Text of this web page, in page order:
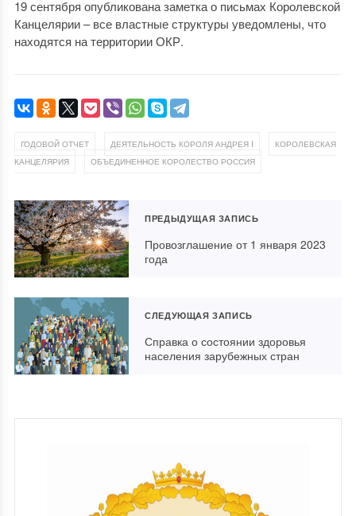
19 сентября опубликована заметка о письмах Королевской
Канцелярии – все властные структуры уведомлены, что
находятся на территории ОКР.
ГОДОВОЙ ОТЧЕТ ДЕЯТЕЛЬНОСТЬ КОРОЛЯ АНДРЕЯ I
КОРОЛЕВСКАЯ
КАНЦЕЛЯРИЯ
ОБЪЕДИНЕННОЕ КОРОЛЕСТВО РОССИЯ
ПРЕДЫДУЩАЯ ЗАПИСЬ
Провозглашение от 1 января 2023
года
СЛЕДУЮЩАЯ ЗАПИСЬ
Справка о состоянии здоровья
населения зарубежных стран